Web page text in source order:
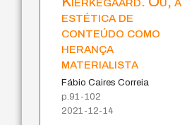
estética de
conteúdo como
herança
materialista
Fábio Caires Correia
p.91-102
2021-12-14